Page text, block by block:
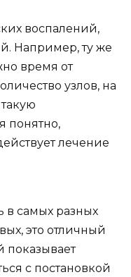
воспалений,
Например, ту же
время от
узлов, на
понятно,
лечение
в самых разных
это отличный
показывает
с постановкой